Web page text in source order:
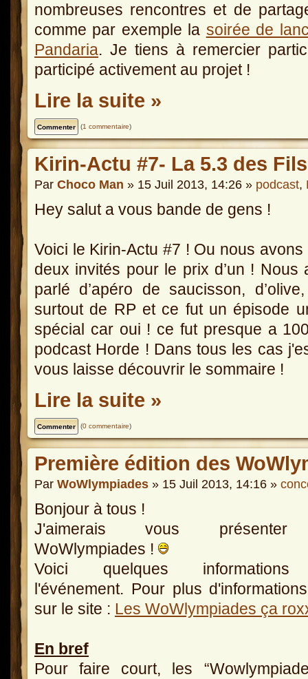
nombreuses rencontres et de
comme par exemple la soirée de
Pandaria. Je tiens à remercier
participé activement au projet !
Lire la suite »
(1 commentaire)
Kirin-Actu #7- La 5.3 des
Par Choco Man » 15 Juil 2013, 14:26 » podcast,
Hey salut a vous bande de gens !
Voici le Kirin-Actu #7 ! Ou nous avons
deux invités pour le prix d’un ! Nous
parlé d’apéro de saucisson,
surtout de RP et ce fut un épisode
spécial car oui ! ce fut presque a
podcast Horde ! Dans tous les cas
vous laisse découvrir le sommaire !
Lire la suite »
(0 commentaire)
Première édition des
Par WoWlympiades » 15 Juil 2013, 14:16 »
Bonjour à tous !
J'aimerais vous
WoWlympiades !
Voici quelques
l'événement. Pour plus
sur le site : Les WoWlympiades ça
En bref
Pour faire court, les